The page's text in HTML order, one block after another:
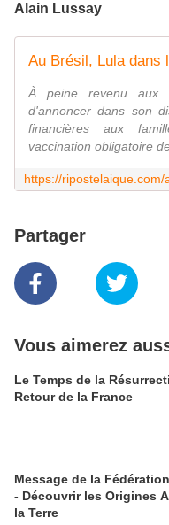
Alain Lussay
Au Brésil, Lula dans
À peine revenu aux
d'annoncer dans son
financières aux
vaccination obligatoire
Partager
Vous aimerez
Le Temps de la
Retour de la France
Message de la
- Découvrir les Origines
la Terre